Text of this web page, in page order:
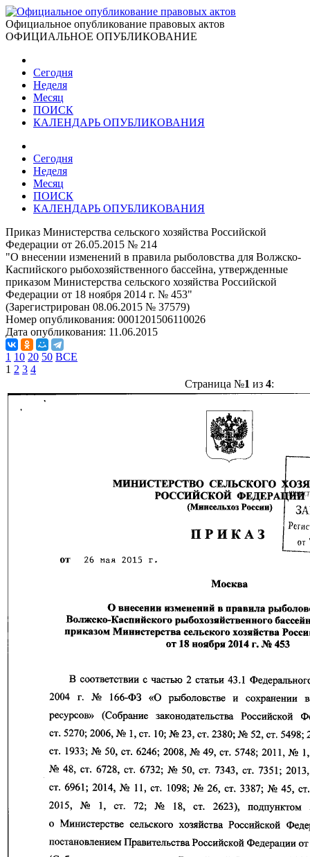
Официальное опубликование правовых актов
ОФИЦИАЛЬНОЕ ОПУБЛИКОВАНИЕ
Сегодня
Неделя
Месяц
ПОИСК
КАЛЕНДАРЬ ОПУБЛИКОВАНИЯ
Сегодня
Неделя
Месяц
ПОИСК
КАЛЕНДАРЬ ОПУБЛИКОВАНИЯ
Приказ Министерства сельского хозяйства Российской
Федерации от 26.05.2015 № 214
"О внесении изменений в правила рыболовства для Волжско-
Каспийского рыбохозяйственного бассейна, утвержденные
приказом Министерства сельского хозяйства Российской
Федерации от 18 ноября 2014 г. № 453"
(Зарегистрирован 08.06.2015 № 37579)
Номер опубликования: 0001201506110026
Дата опубликования: 11.06.2015
1 10 20 50 ВСЕ
1 2 3 4
Страница №1 из 4: